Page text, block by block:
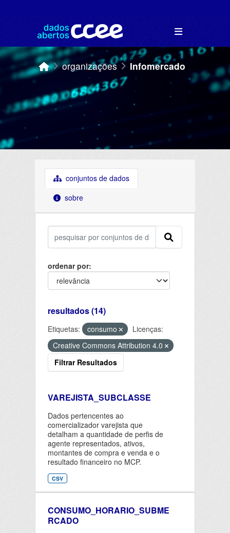
organizações Infomercado
conjuntos de dados
sobre
ordenar por
resultados (14)
Etiquetas: consumo
Licenças:
Creative Commons Attribution 4.0
Filtrar Resultados
VAREJISTA_SUBCLASSE
Dados pertencentes ao
comercializador varejista que
detalham a quantidade de perfis de
agente representados, ativos,
montantes de compra e venda e o
resultado financeiro no MCP.
CSV
CONSUMO_HORARIO_SUBME
RCADO